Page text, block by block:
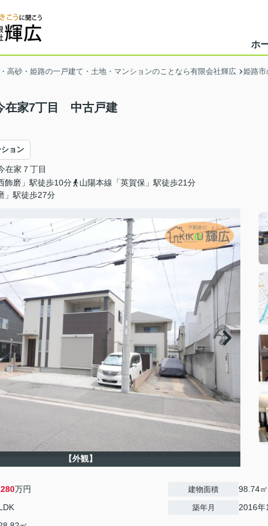
ホ
高砂・姫路の一戸建て・土地・マンションのことなら有限会社輝広 姫路市
在家7丁目 中古戸建
ョン
在家 ７丁目
飾磨」駅徒歩10分
山陽本線「英賀保」駅徒歩21分
」駅徒歩27分
【外観】
万円 建物面積 98.74㎡
築年月 2016年